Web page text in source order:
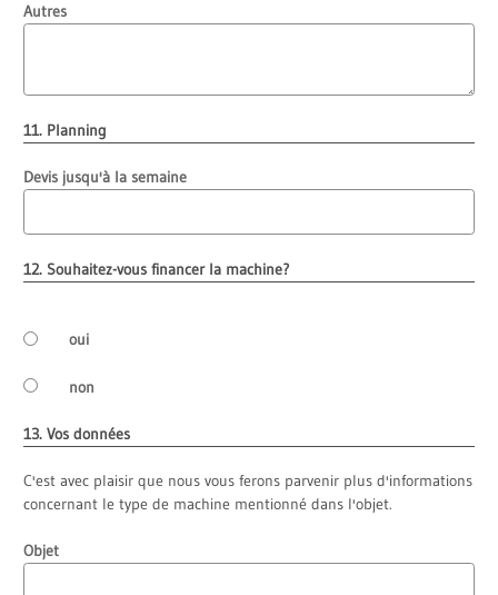
Autres
11. Planning
Devis jusqu'à la semaine
12. Souhaitez-vous financer la machine?
oui
non
13. Vos données
C'est avec plaisir que nous vous ferons parvenir plus d'informations
concernant le type de machine mentionné dans l'objet.
Objet